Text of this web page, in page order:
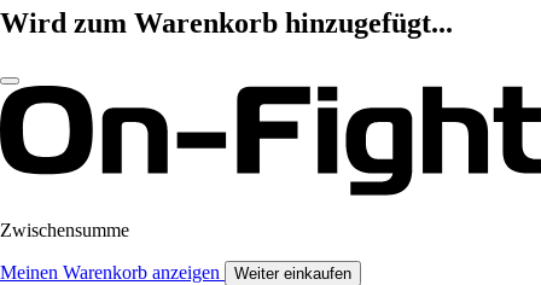
Wird zum Warenkorb hinzugefügt...
Zwischensumme
Meinen Warenkorb anzeigen Weiter einkaufen